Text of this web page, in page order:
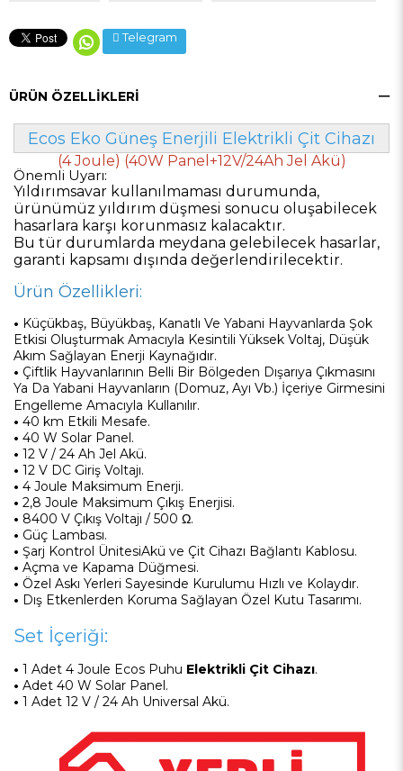
Telegram
ÜRÜN ÖZELLIKLERI
Ecos Eko Güneş Enerjili Elektrikli Çit Cihazı
(4 Joule) (40W Panel+12V/24Ah Jel Akü)
Önemli Uyarı:
Yıldırımsavar kullanılmaması durumunda,
ürünümüz yıldırım düşmesi sonucu oluşabilecek
hasarlara karşı korunmasız kalacaktır.
Bu tür durumlarda meydana gelebilecek hasarlar,
garanti kapsamı dışında değerlendirilecektir.
Ürün Özellikleri:
• Küçükbaş, Büyükbaş, Kanatlı Ve Yabani Hayvanlarda Şok
Etkisi Oluşturmak Amacıyla Kesintili Yüksek Voltaj, Düşük
Akım Sağlayan Enerji Kaynağıdır.
• Çiftlik Hayvanlarının Belli Bir Bölgeden Dışarıya Çıkmasını
Ya Da Yabani Hayvanların (Domuz, Ayı Vb.) İçeriye Girmesini
Engelleme Amacıyla Kullanılır.
• 40 km Etkili Mesafe.
• 40 W Solar Panel.
• 12 V / 24 Ah Jel Akü.
• 12 V DC Giriş Voltajı.
• 4 Joule Maksimum Enerji.
• 2,8 Joule Maksimum Çıkış Enerjisi.
• 8400 V Çıkış Voltajı / 500 Ω.
• Güç Lambası.
• Şarj Kontrol ÜnitesiAkü ve Çit Cihazı Bağlantı Kablosu.
• Açma ve Kapama Düğmesi.
• Özel Askı Yerleri Sayesinde Kurulumu Hızlı ve Kolaydır.
• Dış Etkenlerden Koruma Sağlayan Özel Kutu Tasarımı.
Set İçeriği:
• 1 Adet 4 Joule Ecos Puhu Elektrikli Çit Cihazı.
• Adet 40 W Solar Panel.
• 1 Adet 12 V / 24 Ah Universal Akü.